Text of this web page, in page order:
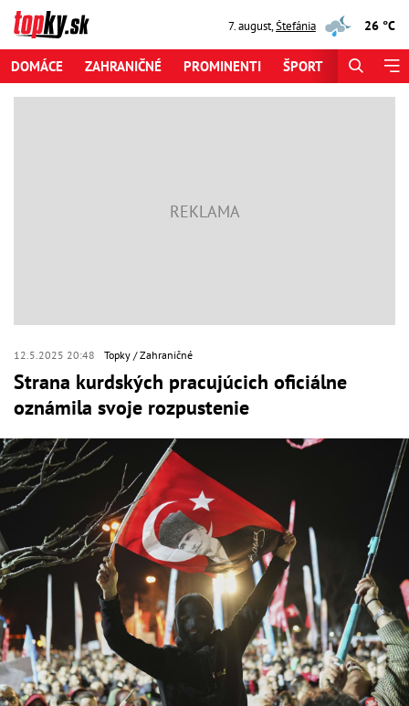
7. august,Štefánia 26 °C
DOMÁCE ZAHRANIČNÉ PROMINENTI ŠPORT
12.5.2025 20:48 Topky Zahraničné
Strana kurdských pracujúcich oficiálne
oznámila svoje rozpustenie